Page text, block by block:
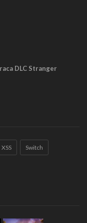
DLC Stranger
XSS Switch